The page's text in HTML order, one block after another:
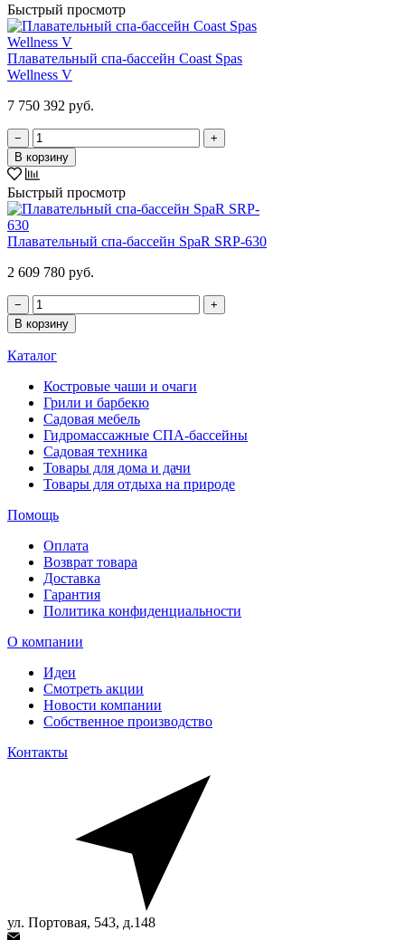
Быстрый просмотр
Плавательный спа-бассейн Coast Spas
Wellness V
7 750 392 руб.
−
+
В корзину
Быстрый просмотр
Плавательный спа-бассейн SpaR SRP-630
2 609 780 руб.
−
+
В корзину
Каталог
Костровые чаши и очаги
Грили и барбекю
Садовая мебель
Гидромассажные СПА-бассейны
Садовая техника
Товары для дома и дачи
Товары для отдыха на природе
Помощь
Оплата
Возврат товара
Доставка
Гарантия
Политика конфиденциальности
О компании
Идеи
Смотреть акции
Новости компании
Собственное производство
Контакты
ул. Портовая, 543, д.148